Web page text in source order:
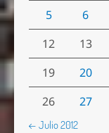
5
6
12
13
19
20
26
27
← Julio 2012